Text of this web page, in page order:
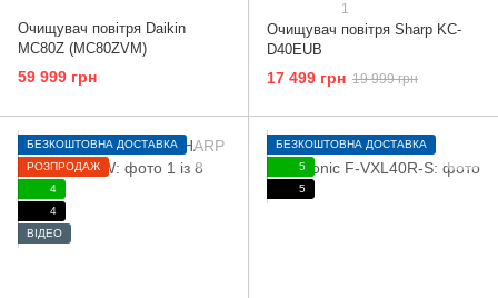
Очищувач повітря Daikin
MC80Z (MC80ZVM)
59 999 грн
1
Очищувач повітря Sharp KC-
D40EUB
17 499 грн 19 999 грн
БЕЗКОШТОВНА ДОСТАВКА
РОЗПРОДАЖ
4
4
ВІДЕО
БЕЗКОШТОВНА ДОСТАВКА
5
5